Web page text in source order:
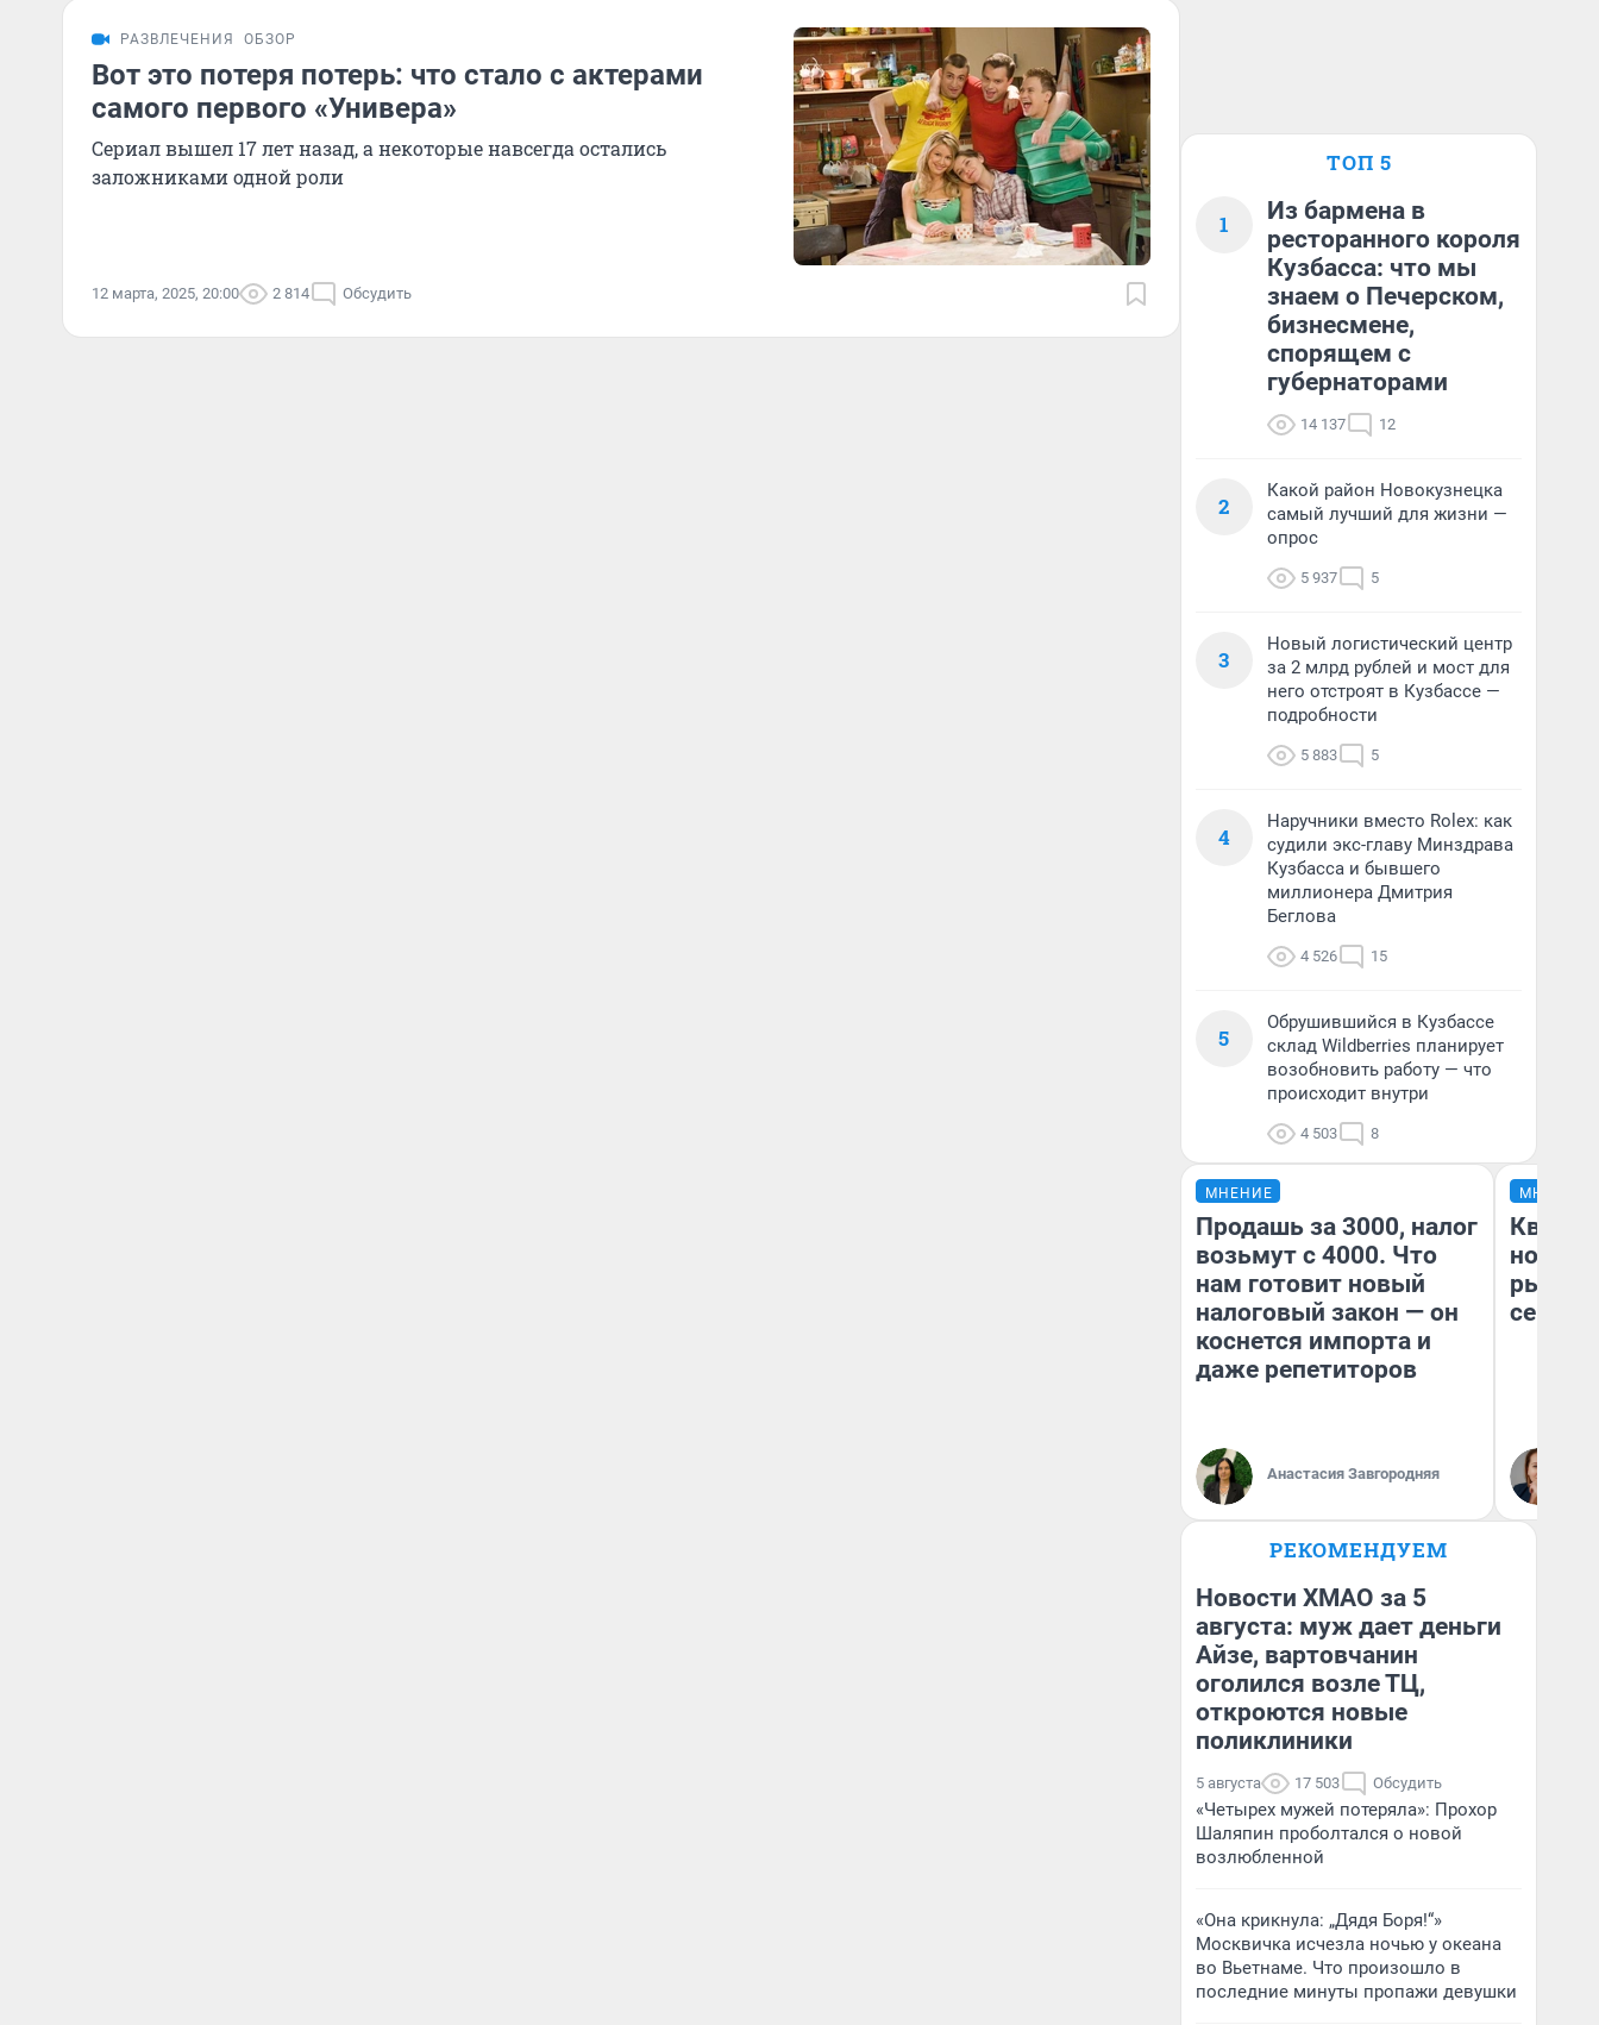
РАЗВЛЕЧЕНИЯ ОБЗОР
Вот это потеря потерь: что стало с актерами
самого первого «Универа»
Сериал вышел 17 лет назад, а некоторые навсегда остались
заложниками одной роли
12 марта, 2025, 20:00 2 814 Обсудить
ТОП 5
1
Из бармена в
ресторанного короля
Кузбасса: что мы
знаем о Печерском,
бизнесмене,
спорящем с
губернаторами
14 137 12
2
Какой район Новокузнецка
самый лучший для жизни —
опрос
5 937 5
3
Новый логистический центр
за 2 млрд рублей и мост для
него отстроят в Кузбассе —
подробности
5 883 5
4
Наручники вместо Rolex: как
судили экс-главу Минздрава
Кузбасса и бывшего
миллионера Дмитрия
Беглова
4 526 15
5
Обрушившийся в Кузбассе
склад Wildberries планирует
возобновить работу — что
происходит внутри
4 503 8
МНЕНИЕ
Продашь за 3000, налог
возьмут с 4000. Что
нам готовит новый
налоговый закон — он
коснется импорта и
даже репетиторов
Анастасия Завгородняя
МНЕНИЕ
но
рынок
РЕКОМЕНДУЕМ
Новости ХМАО за 5
августа: муж дает деньги
Айзе, вартовчанин
оголился возле ТЦ,
откроются новые
поликлиники
5 августа 17 503 Обсудить
«Четырех мужей потеряла»: Прохор
Шаляпин проболтался о новой
возлюбленной
«Она крикнула: „Дядя Боря!“»
Москвичка исчезла ночью у океана
во Вьетнаме. Что произошло в
последние минуты пропажи девушки